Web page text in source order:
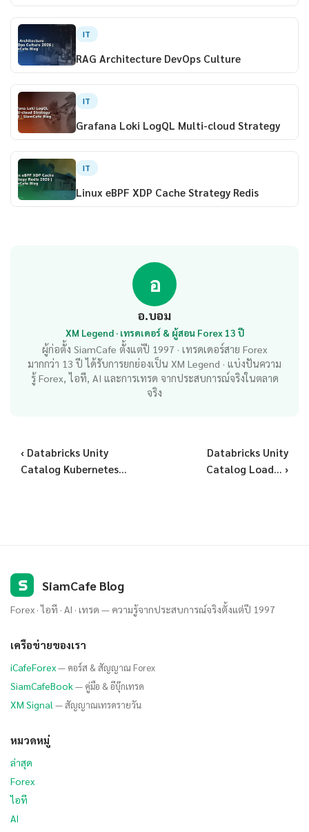
IT
RAG Architecture DevOps Culture
IT
Grafana Loki LogQL Multi-cloud Strategy
IT
Linux eBPF XDP Cache Strategy Redis
อ
อ.บอม
XM Legend · เทรดเดอร์ & ผู้สอน Forex 13 ปี
ผู้ก่อตั้ง SiamCafe ตั้งแต่ปี 1997 · เทรดเดอร์สาย Forex
มากกว่า 13 ปี ได้รับการยกย่องเป็น XM Legend · แบ่งปันความ
รู้ Forex, ไอที, AI และการเทรด จากประสบการณ์จริงในตลาด
จริง
‹ Databricks Unity
Catalog Kubernetes...
Databricks Unity
Catalog Load... ›
S SiamCafe Blog
Forex · ไอที · AI · เทรด — ความรู้จากประสบการณ์จริงตั้งแต่ปี 1997
เครือข่ายของเรา
iCafeForex— คอร์ส & สัญญาณ Forex
SiamCafeBook— คู่มือ & อีบุ๊กเทรด
XM Signal — สัญญาณเทรดรายวัน
หมวดหมู่
ล่าสุด
Forex
ไอที
AI